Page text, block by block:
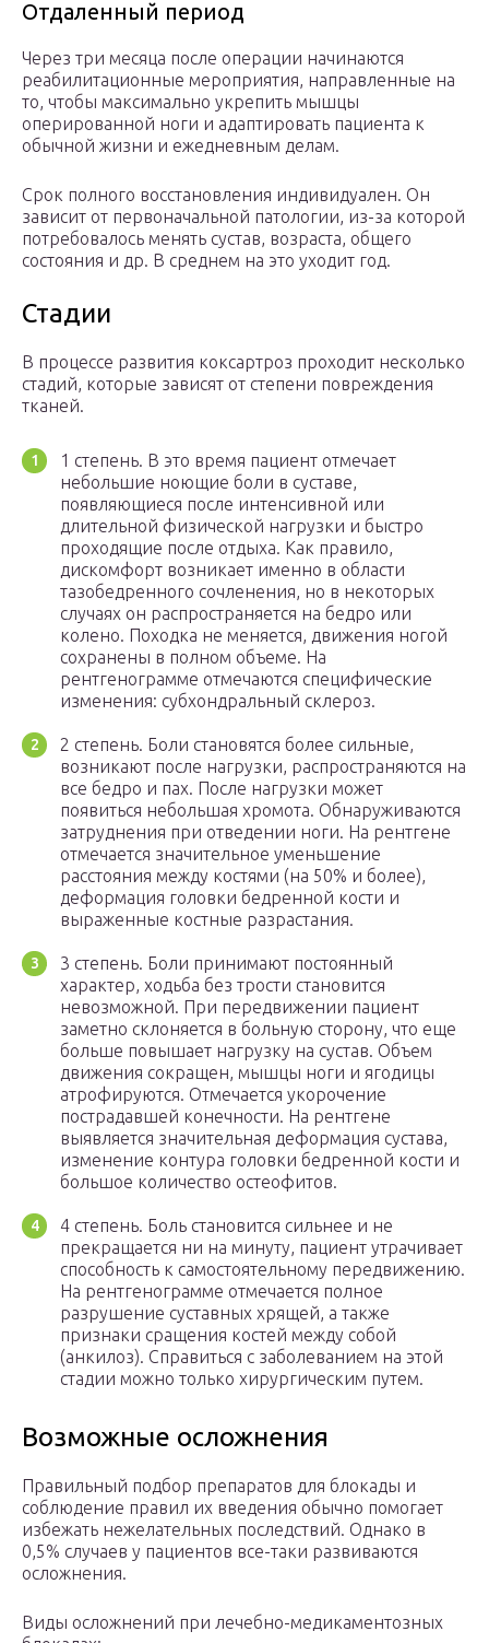
Отдаленный период
Через три месяца после операции начинаются
реабилитационные мероприятия, направленные на
то, чтобы максимально укрепить мышцы
оперированной ноги и адаптировать пациента к
обычной жизни и ежедневным делам.
Срок полного восстановления индивидуален. Он
зависит от первоначальной патологии, из-за которой
потребовалось менять сустав, возраста, общего
состояния и др. В среднем на это уходит год.
Стадии
В процессе развития коксартроз проходит несколько
стадий, которые зависят от степени повреждения
тканей.
1 степень. В это время пациент отмечает
небольшие ноющие боли в суставе,
появляющиеся после интенсивной или
длительной физической нагрузки и быстро
проходящие после отдыха. Как правило,
дискомфорт возникает именно в области
тазобедренного сочленения, но в некоторых
случаях он распространяется на бедро или
колено. Походка не меняется, движения ногой
сохранены в полном объеме. На
рентгенограмме отмечаются специфические
изменения: субхондральный склероз.
2 степень. Боли становятся более сильные,
возникают после нагрузки, распространяются на
все бедро и пах. После нагрузки может
появиться небольшая хромота. Обнаруживаются
затруднения при отведении ноги. На рентгене
отмечается значительное уменьшение
расстояния между костями (на 50% и более),
деформация головки бедренной кости и
выраженные костные разрастания.
3 степень. Боли принимают постоянный
характер, ходьба без трости становится
невозможной. При передвижении пациент
заметно склоняется в больную сторону, что еще
больше повышает нагрузку на сустав. Объем
движения сокращен, мышцы ноги и ягодицы
атрофируются. Отмечается укорочение
пострадавшей конечности. На рентгене
выявляется значительная деформация сустава,
изменение контура головки бедренной кости и
большое количество остеофитов.
4 степень. Боль становится сильнее и не
прекращается ни на минуту, пациент утрачивает
способность к самостоятельному передвижению.
На рентгенограмме отмечается полное
разрушение суставных хрящей, а также
признаки сращения костей между собой
(анкилоз). Справиться с заболеванием на этой
стадии можно только хирургическим путем.
Возможные осложнения
Правильный подбор препаратов для блокады и
соблюдение правил их введения обычно помогает
избежать нежелательных последствий. Однако в
0,5% случаев у пациентов все-таки развиваются
осложнения.
Виды осложнений при лечебно-медикаментозных